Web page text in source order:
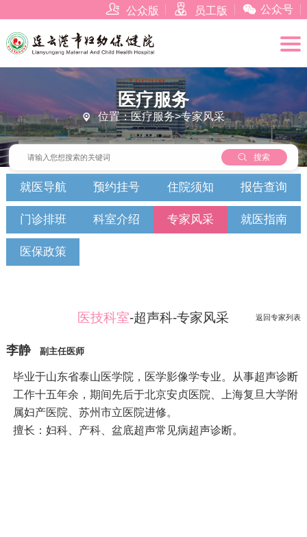
 公众版  员工版  公众号
 搜索
医疗服务
 位置：医疗服务>专家风采
就医导航 预约挂号 住院须知 报告查询
门诊排班 科室介绍 专家风采 就医指南
医保政策
医技科室-超声科-专家风采 返回专家列表
李静 副主任医师
毕业于山东省泰山医学院，医学影像学专业。从事超声诊断
工作十五年余，期间先后于北京安贞医院、上海复旦大学附
属妇产医院、苏州市立医院进修。
擅长：妇科、产科、盆底超声常见病超声诊断。